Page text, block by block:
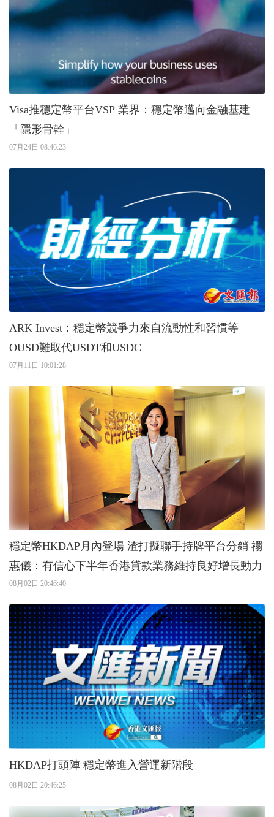
Visa推穩定幣平台VSP 業界：穩定幣邁向金融基建
「隱形骨幹」
07月24日 08:46:23
ARK Invest：穩定幣競爭力來自流動性和習慣等
OUSD難取代USDT和USDC
07月11日 10:01:28
穩定幣HKDAP月內登場 渣打擬聯手持牌平台分銷 禤
惠儀：有信心下半年香港貸款業務維持良好增長動力
08月02日 20:46:40
HKDAP打頭陣 穩定幣進入營運新階段
08月02日 20:46:25